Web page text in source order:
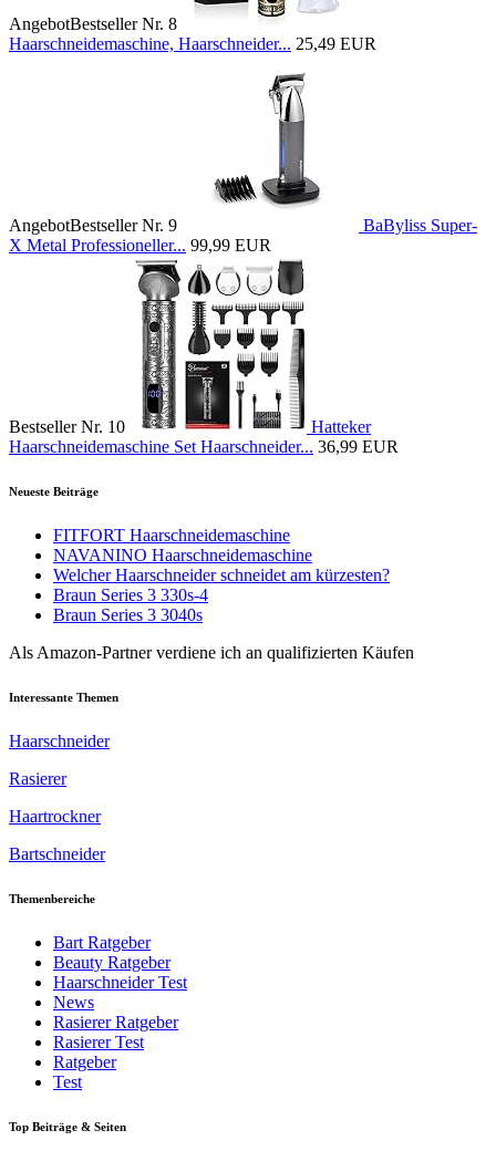
AngebotBestseller Nr. 8
Haarschneidemaschine, Haarschneider... 25,49 EUR
AngebotBestseller Nr. 9
BaByliss Super-
X Metal Professioneller... 99,99 EUR
Bestseller Nr. 10
Hatteker
Haarschneidemaschine Set Haarschneider... 36,99 EUR
Neueste Beiträge
FITFORT Haarschneidemaschine
NAVANINO Haarschneidemaschine
Welcher Haarschneider schneidet am kürzesten?
Braun Series 3 330s-4
Braun Series 3 3040s
Als Amazon-Partner verdiene ich an qualifizierten Käufen
Interessante Themen
Haarschneider
Rasierer
Haartrockner
Bartschneider
Themenbereiche
Bart Ratgeber
Beauty Ratgeber
Haarschneider Test
News
Rasierer Ratgeber
Rasierer Test
Ratgeber
Test
Top Beiträge & Seiten